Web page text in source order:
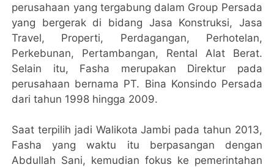
perusahaan yang tergabung dalam Group Persada
yang bergerak di bidang Jasa Konstruksi, Jasa
Travel, Properti, Perdagangan, Perhotelan,
Perkebunan, Pertambangan, Rental Alat Berat.
Selain itu, Fasha merupakan Direktur pada
perusahaan bernama PT. Bina Konsindo Persada
dari tahun 1998 hingga 2009.
Saat terpilih jadi Walikota Jambi pada tahun 2013,
Fasha yang waktu itu berpasangan dengan
Abdullah Sani, kemudian fokus ke pemerintahan